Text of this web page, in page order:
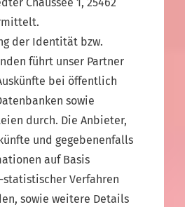
der Identität bzw.
führt unser Partner
bei öffentlich
sowie
durch. Die Anbieter,
und gegebenenfalls
auf Basis
Verfahren
sowie weitere Details